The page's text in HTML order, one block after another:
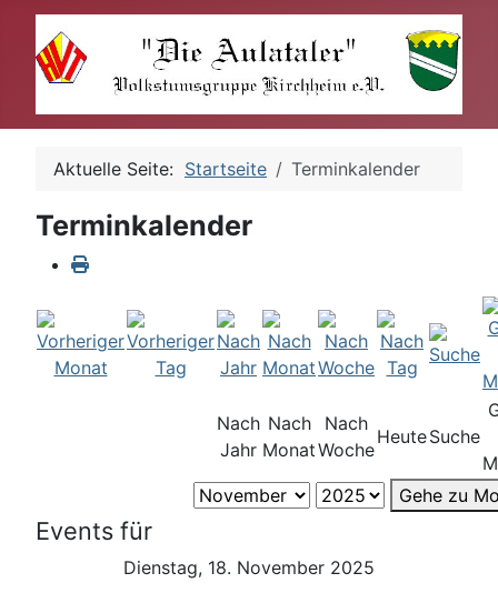
Aktuelle Seite: Startseite Terminkalender
Terminkalender
Nach
Jahr
Nach
Monat
Nach
Woche
HeuteSuche
Gehe zu
Events für
Dienstag, 18. November 2025